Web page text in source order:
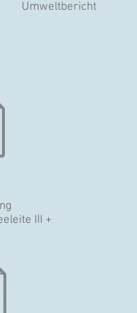
Umweltbericht
III +